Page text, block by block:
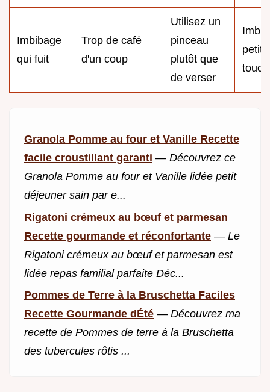
Imbibage
qui fuit
Trop de café
d'un coup
Utilisez un
pinceau
plutôt que
de verser
Granola Pomme au four et Vanille Recette
facile croustillant garanti — Découvrez ce
Granola Pomme au four et Vanille lidée petit
déjeuner sain par e...
Rigatoni crémeux au bœuf et parmesan
Recette gourmande et réconfortante — Le
Rigatoni crémeux au bœuf et parmesan est
lidée repas familial parfaite Déc...
Pommes de Terre à la Bruschetta Faciles
Recette Gourmande dÉté — Découvrez ma
recette de Pommes de terre à la Bruschetta
des tubercules rôtis ...